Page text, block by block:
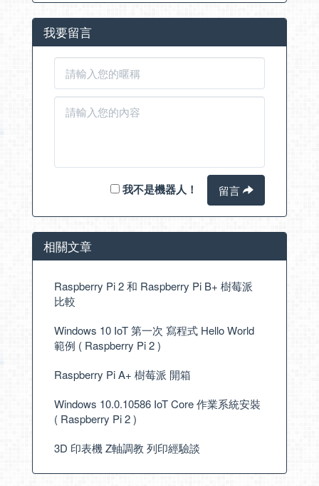
我要留言
我不是機器人！ 留言
相關文章
Raspberry Pi 2 和 Raspberry Pi B+ 樹莓派
比較
Windows 10 IoT 第一次 寫程式 Hello World
範例 ( Raspberry Pi 2 )
Raspberry Pi A+ 樹莓派 開箱
Windows 10.0.10586 IoT Core 作業系統安裝
( Raspberry Pi 2 )
3D 印表機 Z軸調教 列印經驗談